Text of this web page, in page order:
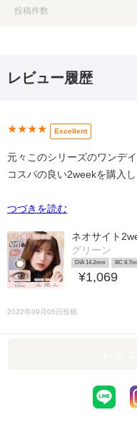
投稿件数
レビュー履歴
★★★★ Excellent
元々このシリーズのワンデ
コスパの良い2weekを購入し
つづきを読む
ネオサイト
グリーン
DIA 14.2mm BC
¥1,069
2022年09月06日投稿